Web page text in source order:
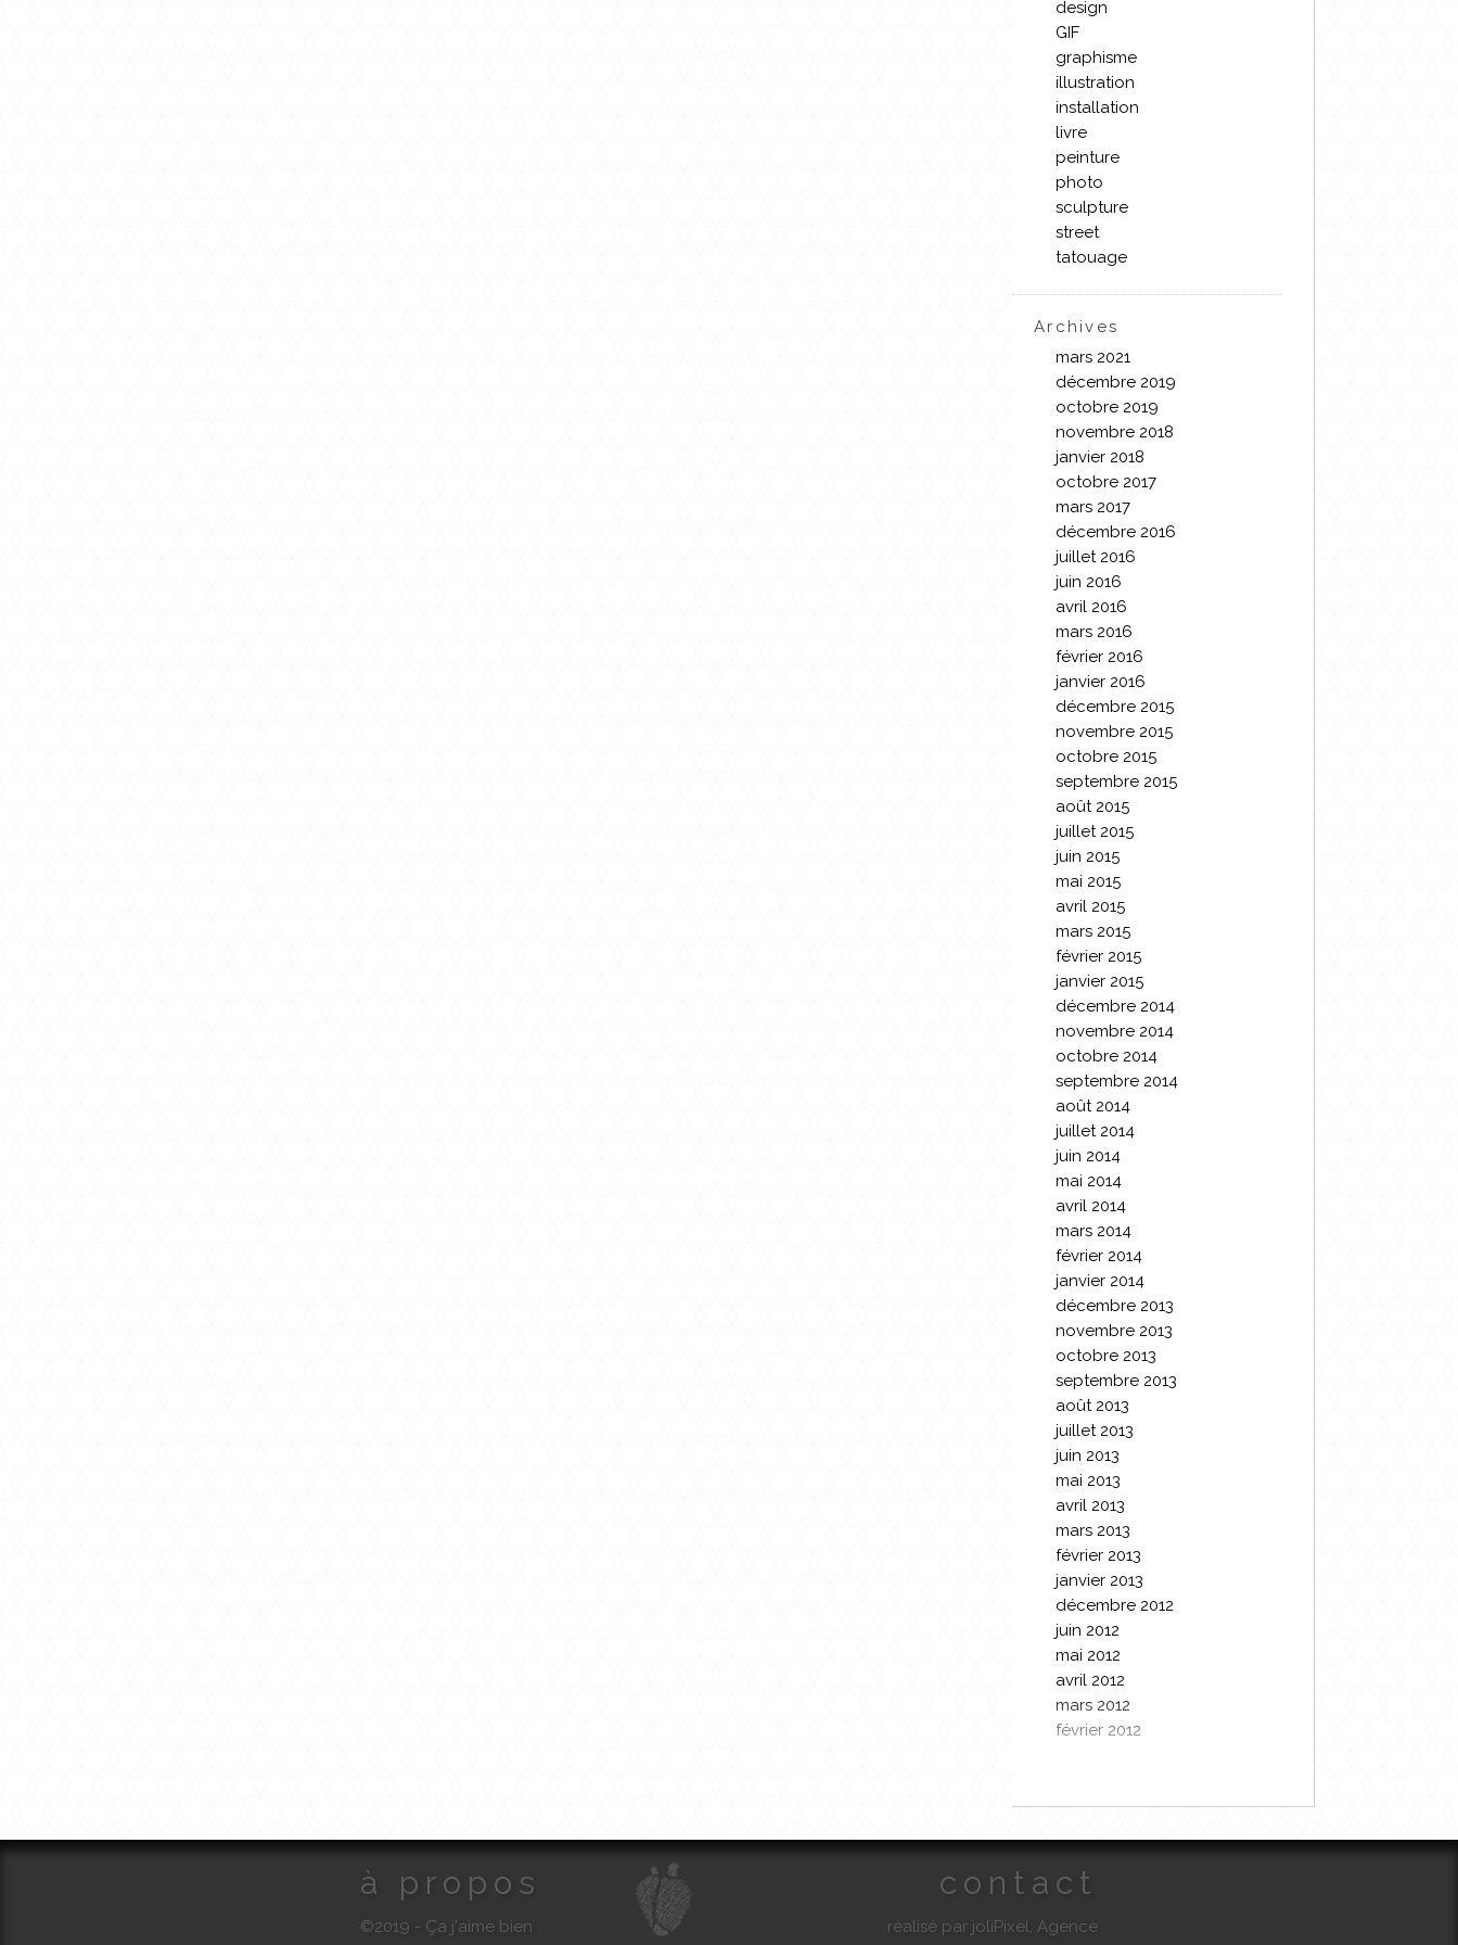
design
GIF
graphisme
illustration
installation
livre
peinture
photo
sculpture
street
tatouage
Archives
mars 2021
décembre 2019
octobre 2019
novembre 2018
janvier 2018
octobre 2017
mars 2017
décembre 2016
juillet 2016
juin 2016
avril 2016
mars 2016
février 2016
janvier 2016
décembre 2015
novembre 2015
octobre 2015
septembre 2015
août 2015
juillet 2015
juin 2015
mai 2015
avril 2015
mars 2015
février 2015
janvier 2015
décembre 2014
novembre 2014
octobre 2014
septembre 2014
août 2014
juillet 2014
juin 2014
mai 2014
avril 2014
mars 2014
février 2014
janvier 2014
décembre 2013
novembre 2013
octobre 2013
septembre 2013
août 2013
juillet 2013
juin 2013
mai 2013
avril 2013
mars 2013
février 2013
janvier 2013
décembre 2012
juin 2012
mai 2012
avril 2012
mars 2012
février 2012
à propos
©2019 - Ça j'aime bien
contact
réalisé par joliPixel, Agence